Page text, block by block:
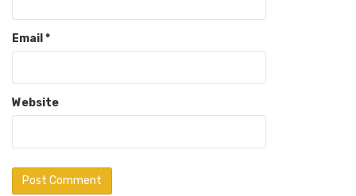
Email *
Website